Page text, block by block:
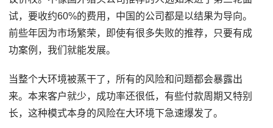
试，要收约60%的费用，中国的公司都是以结果为导向。
前些年因为市场繁荣，即使有很多失败的推荐，只要有成
功案例，我们就能发展。
当整个大环境被蒸干了，所有的风险和问题都会暴露出
来。本来客户就少，成功率还很低，有些付款周期又特别
长，这种模式本身的风险在大环境下急速爆发了。